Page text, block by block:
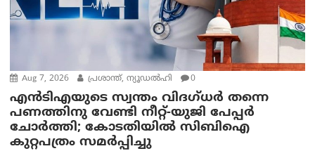
Aug 7, 2026 പ്രശാന്ത്, ന്യൂഡല്‍ഹി 0
എൻ‌ടി‌എയുടെ സ്വന്തം വിദഗ്ധർ തന്നെ
പണത്തിനു വേണ്ടി നീറ്റ്-യു‌ജി പേപ്പർ
ചോർത്തി; കോടതിയില്‍ സിബിഐ
കുറ്റപത്രം സമര്‍പ്പിച്ചു